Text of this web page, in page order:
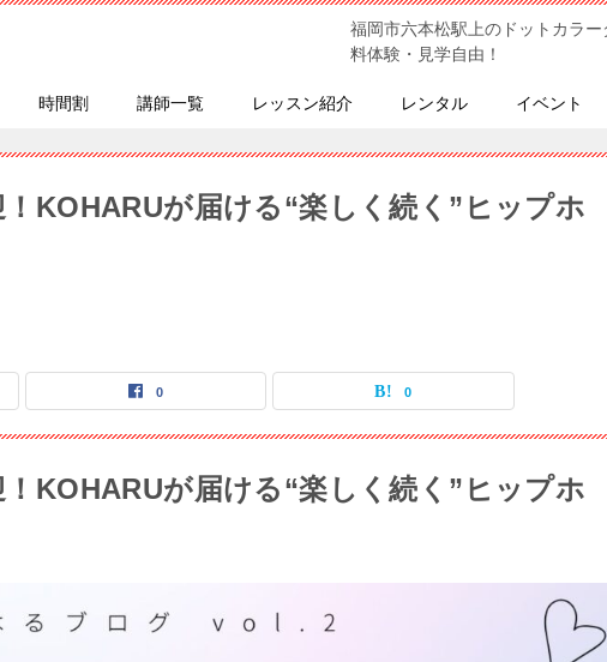
福岡市六本松駅上のドットカラ
料体験・見学自由！
時間割 講師一覧 レッスン紹介 レンタル イベント
KOHARUが届ける“楽しく続く”ヒップホ
0 0
KOHARUが届ける“楽しく続く”ヒップホ